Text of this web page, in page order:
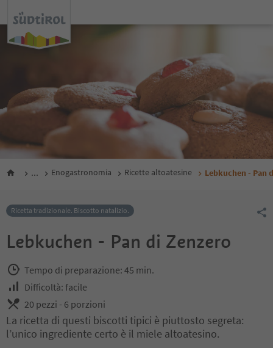
... Enogastronomia Ricette altoatesine Lebkuchen - Pan
Ricetta tradizionale. Biscotto natalizio.
Lebkuchen - Pan di Zenzero
Tempo di preparazione: 45 min.
Difficoltà: facile
20 pezzi - 6 porzioni
La ricetta di questi biscotti tipici è piuttosto segreta:
l’unico ingrediente certo è il miele altoatesino.